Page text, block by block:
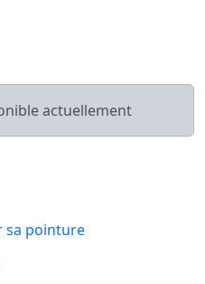
actuellement
sa pointure